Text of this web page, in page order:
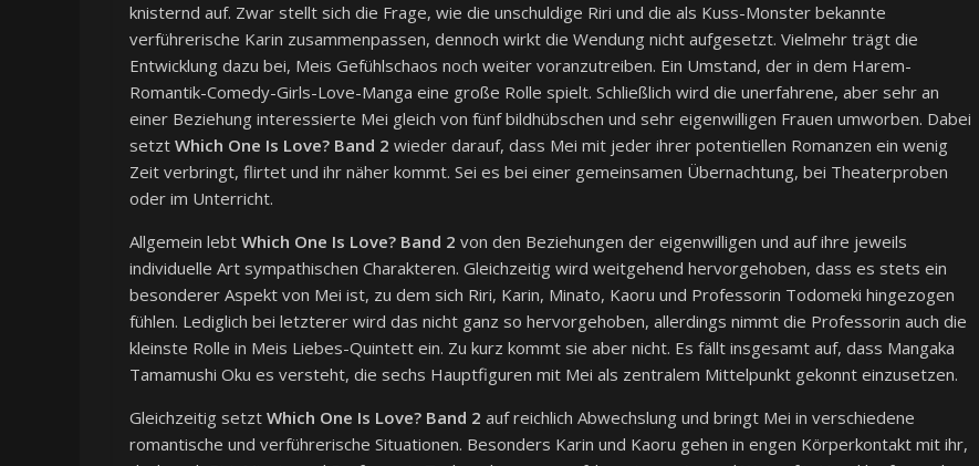
knisternd auf. Zwar stellt sich die Frage, wie die unschuldige Riri und die als Kuss-Monster bekannte
verführerische Karin zusammenpassen, dennoch wirkt die Wendung nicht aufgesetzt. Vielmehr trägt die
Entwicklung dazu bei, Meis Gefühlschaos noch weiter voranzutreiben. Ein Umstand, der in dem Harem-
Romantik-Comedy-Girls-Love-Manga eine große Rolle spielt. Schließlich wird die unerfahrene, aber sehr an
einer Beziehung interessierte Mei gleich von fünf bildhübschen und sehr eigenwilligen Frauen umworben. Dabei
setzt Which One Is Love? Band 2 wieder darauf, dass Mei mit jeder ihrer potentiellen Romanzen ein wenig
Zeit verbringt, flirtet und ihr näher kommt. Sei es bei einer gemeinsamen Übernachtung, bei Theaterproben
oder im Unterricht.
Allgemein lebt Which One Is Love? Band 2 von den Beziehungen der eigenwilligen und auf ihre jeweils
individuelle Art sympathischen Charakteren. Gleichzeitig wird weitgehend hervorgehoben, dass es stets ein
besonderer Aspekt von Mei ist, zu dem sich Riri, Karin, Minato, Kaoru und Professorin Todomeki hingezogen
fühlen. Lediglich bei letzterer wird das nicht ganz so hervorgehoben, allerdings nimmt die Professorin auch die
kleinste Rolle in Meis Liebes-Quintett ein. Zu kurz kommt sie aber nicht. Es fällt insgesamt auf, dass Mangaka
Tamamushi Oku es versteht, die sechs Hauptfiguren mit Mei als zentralem Mittelpunkt gekonnt einzusetzen.
Gleichzeitig setzt Which One Is Love? Band 2 auf reichlich Abwechslung und bringt Mei in verschiedene
romantische und verführerische Situationen. Besonders Karin und Kaoru gehen in engen Körperkontakt mit ihr,